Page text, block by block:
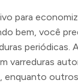
para
bem, você
periódicas.
varreduras
enquanto